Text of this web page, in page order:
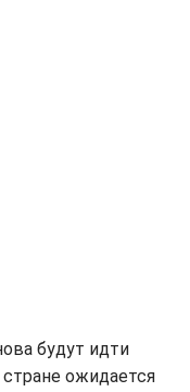
будут идти
ожидается